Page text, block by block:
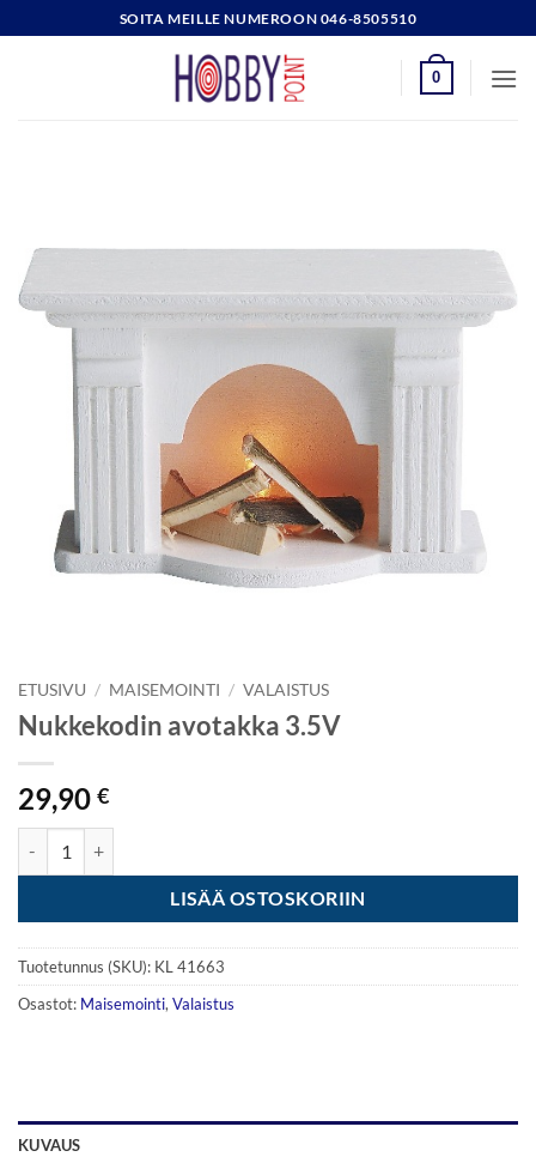
to
SOITA MEILLE NUMEROON 046-8505510
0
ETUSIVU / MAISEMOINTI / VALAISTUS
Nukkekodin avotakka 3.5V
29,90 €
LISÄÄ OSTOSKORIIN
Tuotetunnus (SKU): KL 41663
Osastot: Maisemointi, Valaistus
KUVAUS